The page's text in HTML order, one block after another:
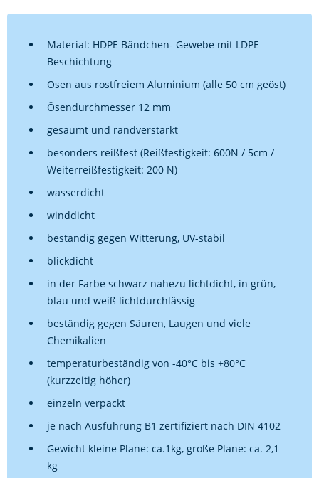
Material: HDPE Bändchen- Gewebe mit LDPE
Beschichtung
Ösen aus rostfreiem Aluminium (alle 50 cm geöst)
Ösendurchmesser 12 mm
gesäumt und randverstärkt
besonders reißfest (Reißfestigkeit: 600N / 5cm /
Weiterreißfestigkeit: 200 N)
wasserdicht
winddicht
beständig gegen Witterung, UV-stabil
blickdicht
in der Farbe schwarz nahezu lichtdicht, in grün,
blau und weiß lichtdurchlässig
beständig gegen Säuren, Laugen und viele
Chemikalien
temperaturbeständig von -40°C bis +80°C
(kurzzeitig höher)
einzeln verpackt
je nach Ausführung B1 zertifiziert nach DIN 4102
Gewicht kleine Plane: ca.1kg, große Plane: ca. 2,1
kg